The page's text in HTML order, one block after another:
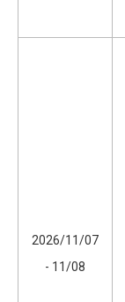
2026/11/07
- 11/08